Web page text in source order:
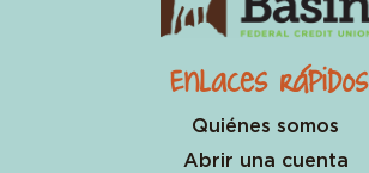
Enlaces rápidos
Quiénes somos
Abrir una cuenta